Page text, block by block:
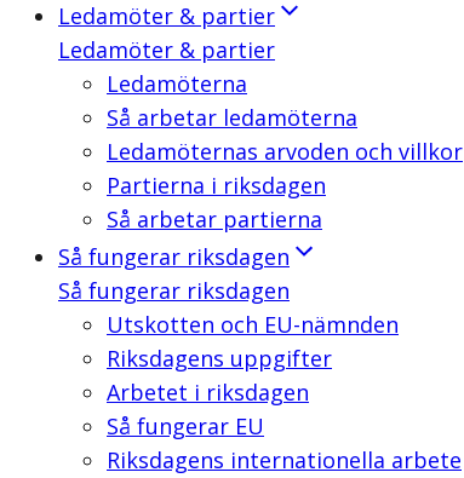
Ledamöter & partier
Ledamöter & partier
Ledamöterna
Så arbetar ledamöterna
Ledamöternas arvoden och villkor
Partierna i riksdagen
Så arbetar partierna
Så fungerar riksdagen
Så fungerar riksdagen
Utskotten och EU-nämnden
Riksdagens uppgifter
Arbetet i riksdagen
Så fungerar EU
Riksdagens internationella arbete